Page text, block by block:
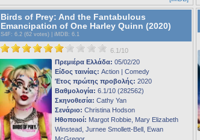
Birds of Prey: And the Fantabulous
Emancipation of One Harley Quinn (2020)
S4F : 6.2 (62 votes) | iMDB: 6.1
6.1/10
Πρεμιέρα Ελλάδα: 05/02/20
Είδος ταινίας: Action | Comedy
Έτος πρώτης προβολής: 2020
Βαθμολογία: 6.1/10 (282562)
Σκηνοθεσία: Cathy Yan
Σενάριο: Christina Hodson
Ηθοποιοί: Margot Robbie, Mary Elizabeth
Winstead, Jurnee Smollett-Bell, Ewan